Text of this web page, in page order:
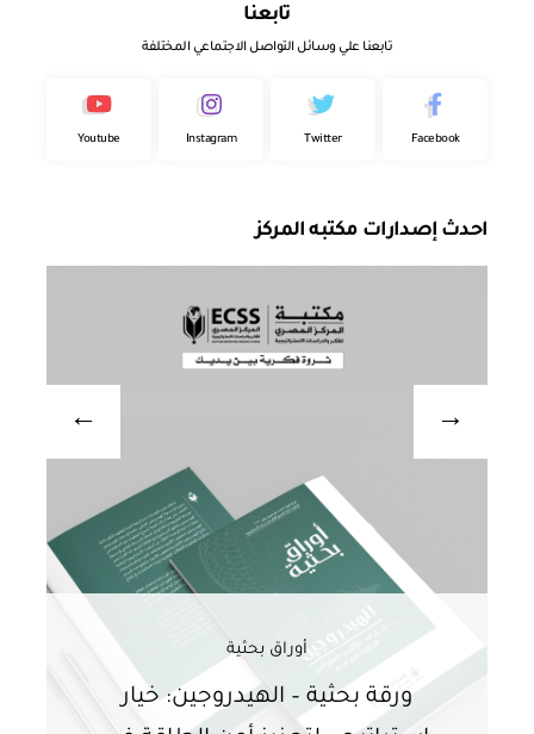
تابعنا
تابعنا علي وسائل التواصل الاجتماعي المختلفة
Facebook
Twitter
Instagram
Youtube
احدث إصدارات مكتبه المركز
أوراق بحثية
ورقة بحثية – الهيدروجين: خيار